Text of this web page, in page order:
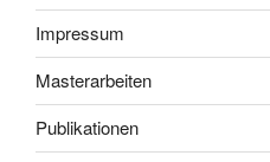
Impressum
Masterarbeiten
Publikationen